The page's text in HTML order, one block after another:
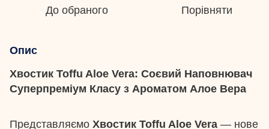
До обраного Порівняти
Опис
Хвостик Toffu Aloe Vera: Соєвий Наповнювач
Суперпреміум Класу з Ароматом Алое Вера
Представляємо Хвостик Toffu Aloe Vera — нове